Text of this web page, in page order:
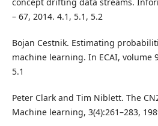
– 67, 2014. 4.1, 5.1, 5.2
Bojan Cestnik. Estimating
machine learning. In ECAI, volume
5.1
Peter Clark and Tim Niblett. The
Machine learning, 3(4):261–283,